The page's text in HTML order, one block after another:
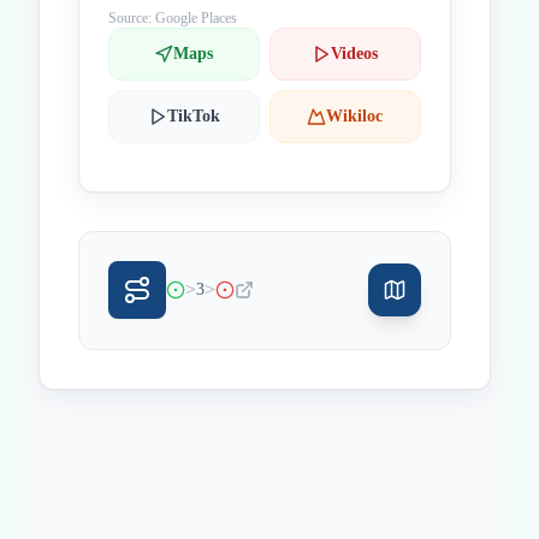
Source: Google Places
Maps Videos
TikTok Wikiloc
>3>